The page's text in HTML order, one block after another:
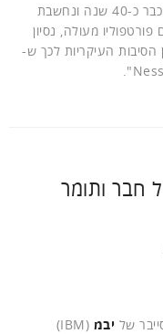
דבר זה מאפיין גם את NessPRO, שקיימת כבר כ-40 שנה ונחשבת
מעולה, נסיון
הסיבות העיקריות לכך ש-
חבר ותומר
של יבמ
(IBM)